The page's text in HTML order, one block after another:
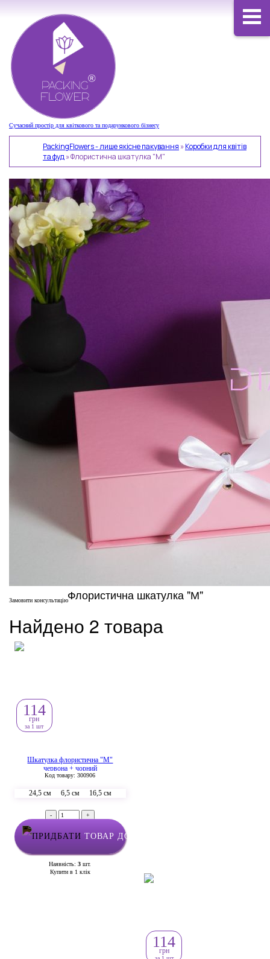
Сучасний простір для квіткового та подарункового бізнесу
PackingFlowers - лише якісне пакування »Коробки для квітів
та фуд»Флористична шкатулка "М"
Флористична шкатулка "М"
Замовити консультацію
Найдено 2 товара
Шкатулка флористична "М"
червона + чорний
Код товару: 300906
24,5 см 6,5 см 16,5 см
114
грн
за 1 шт
- +
ТОВАР ДОДАНО У КОШИК
Наявність:3 шт.
Купити в 1 клік
114
грн